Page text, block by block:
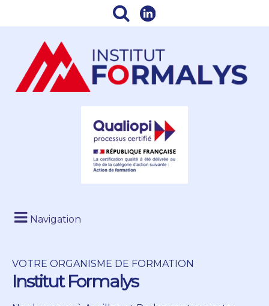
Navigation
VOTRE ORGANISME DE FORMATION
Institut Formalys